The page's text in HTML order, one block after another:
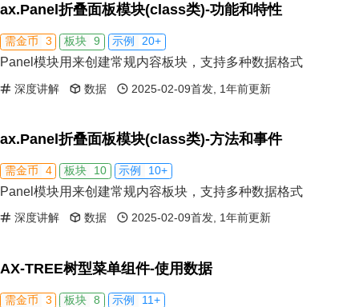
ax.Panel折叠面板模块(class类)-功能和特性
需金币 3 板块 9 示例 20+
Panel模块用来创建常规内容板块，支持多种数据格式
深度讲解 数据 2025-02-09首发, 1年前更新
ax.Panel折叠面板模块(class类)-方法和事件
需金币 4 板块 10 示例 10+
Panel模块用来创建常规内容板块，支持多种数据格式
深度讲解 数据 2025-02-09首发, 1年前更新
AX-TREE树型菜单组件-使用数据
需金币 3 板块 8 示例 11+